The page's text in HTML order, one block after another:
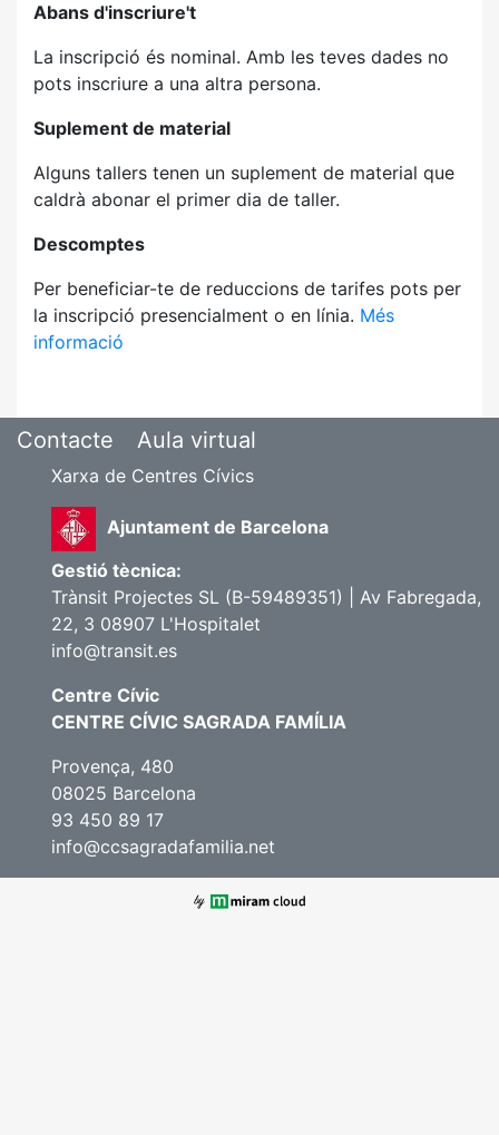
Abans d'inscriure't
La inscripció és nominal. Amb les teves dades no
pots inscriure a una altra persona.
Suplement de material
Alguns tallers tenen un suplement de material que
caldrà abonar el primer dia de taller.
Descomptes
Per beneficiar-te de reduccions de tarifes pots per
la inscripció presencialment o en línia. Més
informació
Contacte Aula virtual
Xarxa de Centres Cívics
Ajuntament de Barcelona
Gestió tècnica:
Trànsit Projectes SL (B-59489351) | Av Fabregada,
22, 3 08907 L'Hospitalet
info@transit.es
Centre Cívic
CENTRE CÍVIC SAGRADA FAMÍLIA
Provença, 480
08025 Barcelona
93 450 89 17
info@ccsagradafamilia.net